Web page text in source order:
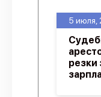
5 июля,
резки